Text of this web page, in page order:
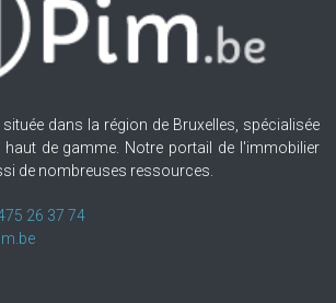
dans la région de Bruxelles, spécialisée
haut de gamme. Notre portail de l'immobilier
de nombreuses ressources.
26 37 74